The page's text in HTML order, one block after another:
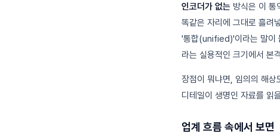
인코더가 없는 방식은 이 통
똑같은 자리에 그대로 흘려
'통합(unified)'이라는 말이
라는 실용적인 크기에서 본
장점이 뭐냐면, 임의의 해
디테일이 생명인 자료를 읽
업계 흐름 속에서 보면